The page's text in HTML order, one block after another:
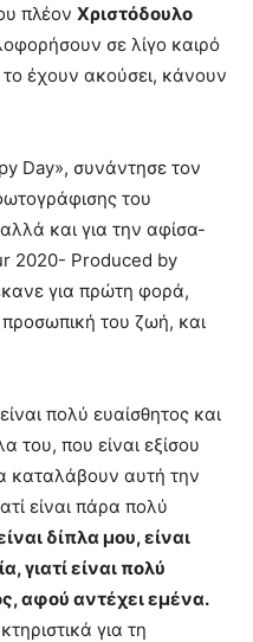
πλέον Χριστόδουλο
σε λίγο καιρό
έχουν ακούσει, κάνουν
Day», συνάντησε τον
του
και για την αφίσα-
2020- Produced by
για πρώτη φορά,
του ζωή, και
πολύ ευαίσθητος και
του, που είναι εξίσου
καταλάβουν αυτή την
είναι πάρα πολύ
δίπλα μου, είναι
γιατί είναι πολύ
αφού αντέχει εμένα.
για τη